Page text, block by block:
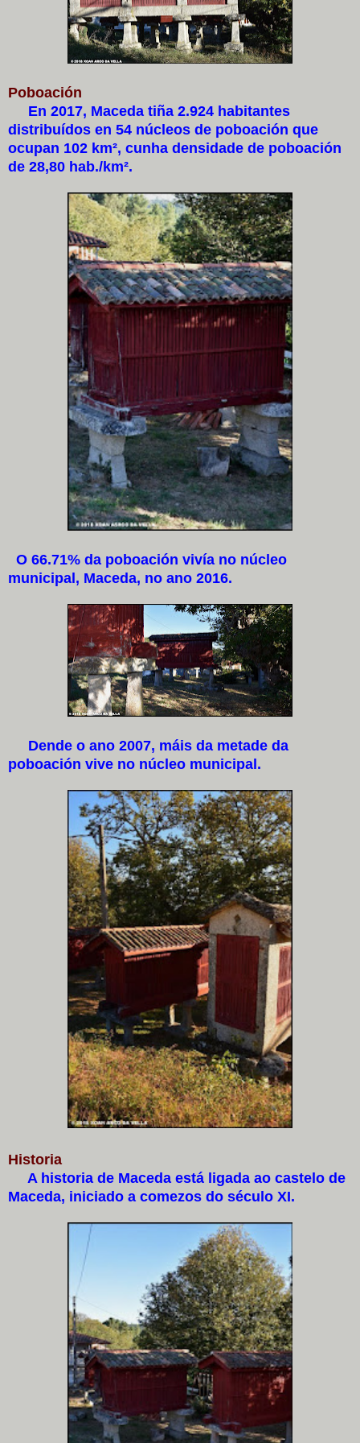
Poboación
En 2017, Maceda tiña 2.924 habitantes
distribuídos en 54 núcleos de poboación que
ocupan 102 km², cunha densidade de poboación
de 28,80 hab./km².
O 66.71% da poboación vivía no núcleo
municipal, Maceda, no ano 2016.
Dende o ano 2007, máis da metade da
poboación vive no núcleo municipal.
Historia
A historia de Maceda está ligada ao castelo de
Maceda, iniciado a comezos do século XI.